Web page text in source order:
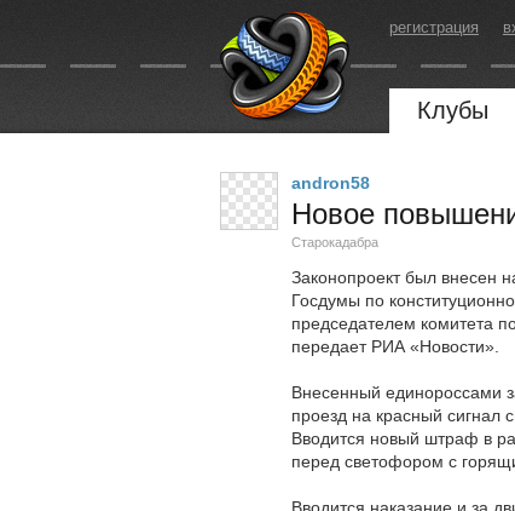
регистрация
Клубы
andron58
Новое
Старокадабра
Законопроект был внесен
Госдумы по
председателем комитета
передает РИА «Новости».
Внесенный единороссами
проезд на красный сигнал
Вводится новый штраф в
перед светофором с